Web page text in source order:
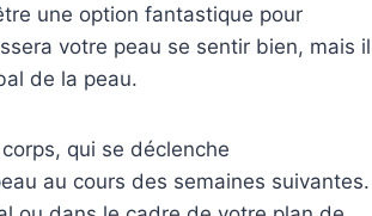
une option fantastique pour
votre peau se sentir bien, mais il
de la peau.
qui se déclenche
au cours des semaines suivantes.